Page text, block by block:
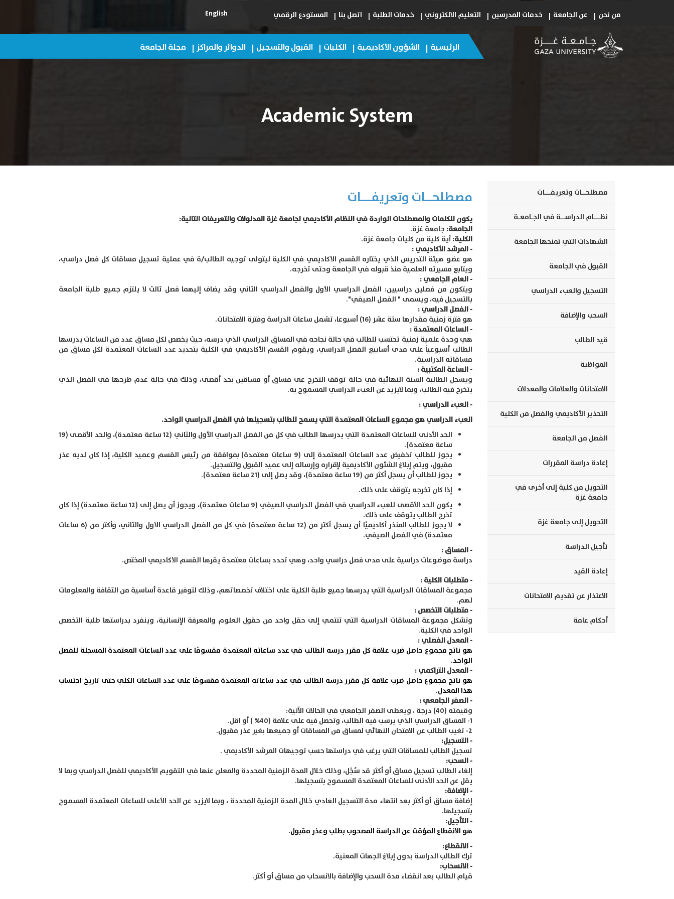
من نحن عن الجامعة خدمات المدرسين التعليم الالكتروني خدمات الطلبة اتصل بنا المستودع الرقمي English
الرئيسية الشؤون الأكاديمية الكليات القبول والتسجيل الدوائر والمراكز مجلة الجامعة
Academic System
مصطلحــات وتعريفـــات
نظـــام الدراســة في الجـامعـة
الشهادات التي تمنحها الجامعة
القبول في الجامعة
التسجيل والعبء الدراسي
السحب والإضافة
قيد الطالب
المواظبة
الامتحانات والعلامات والمعدلات
التحذير الأكاديمي والفصل من الكلية
الفصل من الجامعة
إعادة دراسة المقررات
التحويل من كلية إلى أخرى في
جامعة غزة
التحويل إلى جامعة غزة
تأجيل الدراسة
إعادة القيد
الاعتذار عن تقديم الامتحانات
أحكام عامة
مصطلحــات وتعريفـــات
يكون للكلمات والمصطلحات الواردة في النظام الأكاديمي لجامعة غزة المدلولات والتعريفات التالية:
الجامعة: جامعة غزة.
الكلية:أية كلية من كليات جامعة غزة.
- المرشد الأكاديمي :
هو عضو هيئة التدريس الذي يختاره القسم الأكاديمي في الكلية ليتولى توجيه الطالب/ة في عملية تسجيل مساقات كل فصل دراسي،
ويتابع مسيرته العلمية منذ قبوله في الجامعة وحتى تخرجه.
- العام الجامعي :
ويتكون من فصلين دراسيين: الفصل الدراسي الأول والفصل الدراسي الثاني وقد يضاف إليهما فصل ثالث لا يلتزم جميع طلبة الجامعة
بالتسجيل فيه، ويسمى " الفصل الصيفي".
- الفصل الدراسي :
هو فترة زمنية مقدارها ستة عشر (16) أسبوعا، تشمل ساعات الدراسة وفترة الامتحانات.
- الساعات المعتمدة :
هي وحدة علمية زمنية تحتسب للطالب في حالة نجاحه في المساق الدراسي الذي درسه، حيث يخصص لكل مساق عدد من الساعات يدرسها
الطالب أسبوعياً على مدى أسابيع الفصل الدراسي، ويقوم القسم الأكاديمي في الكلية بتحديد عدد الساعات المعتمدة لكل مساق من
مساقاته الدراسية.
- الساعة المكتبية :
ويسجل الطالبة السنة النهائية في حالة توقف التخرج عى مساق أو مساقين بحد أقصى، وذلك في حالة عدم طرحها في الفصل الذي
يتخرج فيه الطالب، وبما لايزيد عن العبء الدراسي المسموح به.
- العبء الدراسي :
العبء الدراسي هو مجموع الساعات المعتمدة التي يسمح للطالب بتسجيلها في الفصل الدراسي الواحد.
الحد الأدنى للساعات المعتمدة التي يدرسها الطالب في كل من الفصل الدراسي الأول والثاني (12 ساعة معتمدة)، والحد الأقصى (19
ساعة معتمدة).
يجوز للطالب تخفيض عدد الساعات المعتمدة إلى (9 ساعات معتمدة) بموافقة من رئيس القسم وعميد الكلية، إذا كان لديه عذر
مقبول، ويتم إبلاغ الشئون الأكاديمية لإقراره وإرساله إلى عميد القبول والتسجيل.
يجوز للطالب أن يسجل أكثر من (19 ساعة معتمدة)، وقد يصل إلى (21 ساعة معتمدة).
إذا كان تخرجه يتوقف على ذلك.
يكون الحد الأقصى للعبء الدراسي في الفصل الدراسي الصيفي (9 ساعات معتمدة)، ويجوز أن يصل إلى (12 ساعة معتمدة) إذا كان
تخرج الطالب يتوقف على ذلك.
لا يجوز للطالب المنذر أكاديميًا أن يسجل أكثر من (12 ساعة معتمدة) في كل من الفصل الدراسي الأول والثاني، وأكثر من (6 ساعات
معتمدة) في الفصل الصيفي.
- المساق :
دراسة موضوعات دراسية على مدى فصل دراسي واحد، وهي تحدد بساعات معتمدة يقرها القسم الأكاديمي المختص.
- متطلبات الكلية :
مجموعة المساقات الدراسية التي يدرسها جميع طلبة الكلية على اختلاف تخصصاتهم، وذلك لتوفير قاعدة أساسية من الثقافة والمعلومات
لهم.
- متطلبات التخصص :
وتشكل مجموعة المساقات الدراسية التي تنتمي إلى حقل واحد من حقول العلوم والمعرفة الإنسانية، وينفرد بدراستها طلبة التخصص
الواحد في الكلية.
- المعدل الفصلي :
هو ناتج مجموع حاصل ضرب علامة كل مقرر درسه الطالب في عدد ساعاته المعتمدة مقسومًا على عدد الساعات المعتمدة المسجلة للفصل
الواحد.
- المعدل التراكمي :
هو ناتج مجموع حاصل ضرب علامة كل مقرر درسه الطالب في عدد ساعاته المعتمدة مقسومًا على عدد الساعات الكلي حتى تاريخ احتساب
هذا المعدل.
- الصفر الجامعي :
وقيمته (40) درجة ، ويعطى الصفر الجامعي في الحالات الآتية:
1- المساق الدراسي الذي يرسب فيه الطالب، وتحصل فيه على علامة (40% ) أو اقل.
2- تغيب الطالب عن الامتحان النهائي لمساق من المساقات أو جميعها بغير عذر مقبول.
- التسجيل:
تسجيل الطالب للمساقات التي يرغب في دراستها حسب توجيهات المرشد الأكاديمي .
- السحب:
إلغاء الطالب تسجيل مساق أو أكثر قد سٌجْل، وذلك خلال المدة الزمنية المحددة والمعلن عنها في التقويم الأكاديمي للفصل الدراسي وبما لا
يقل عن الحد الأدنى للساعات المعتمدة المسموح بتسجيلها.
- الإضافة:
إضافة مساق أو أكثر بعد انتهاء مدة التسجيل العادي خلال المدة الزمنية المحددة ، وبما لايزيد عن الحد الأعلى للساعات المعتمدة المسموح
بتسجيلها.
- التأجيل:
هو الانقطاع المؤقت عن الدراسة المصحوب بطلب وعذر مقبول.
- الانقطاع:
ترك الطالب الدراسة بدون إبلاغ الجهات المعنية.
- الانسحاب:
قيام الطالب بعد انقضاء مدة السحب والإضافة بالانسحاب من مساق أو أكثر.